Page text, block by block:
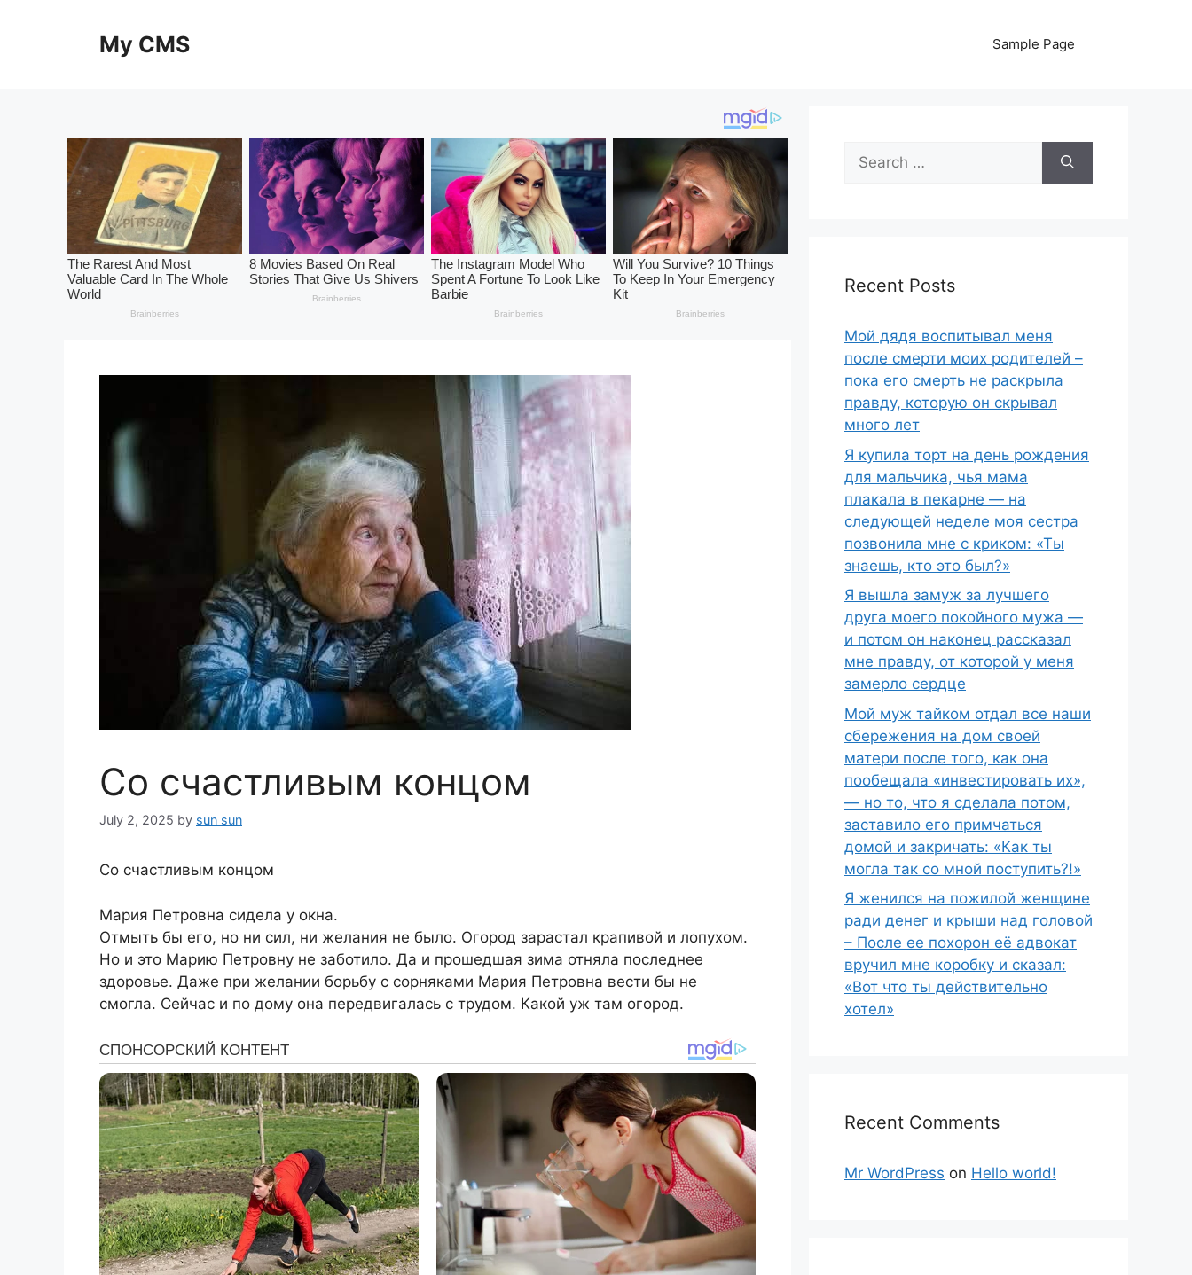
My CMS Sample Page
Со счастливым концом
July 2, 2025 by sun sun
Со счастливым концом
Мария Петровна сидела у окна.
Отмыть бы его, но ни сил, ни желания не было. Огород зарастал крапивой и лопухом.
Но и это Марию Петровну не заботило. Да и прошедшая зима отняла последнее
здоровье. Даже при желании борьбу с сорняками Мария Петровна вести бы не
смогла. Сейчас и по дому она передвигалась с трудом. Какой уж там огород.
Search
for:
Recent Posts
Мой дядя воспитывал меня
после смерти моих родителей –
пока его смерть не раскрыла
правду, которую он скрывал
много лет
Я купила торт на день рождения
для мальчика, чья мама
плакала в пекарне — на
следующей неделе моя сестра
позвонила мне с криком: «Ты
знаешь, кто это был?»
Я вышла замуж за лучшего
друга моего покойного мужа —
и потом он наконец рассказал
мне правду, от которой у меня
замерло сердце
Мой муж тайком отдал все наши
сбережения на дом своей
матери после того, как она
пообещала «инвестировать их»,
— но то, что я сделала потом,
заставило его примчаться
домой и закричать: «Как ты
могла так со мной поступить?!»
Я женился на пожилой женщине
ради денег и крыши над головой
– После ее похорон её адвокат
вручил мне коробку и сказал:
«Вот что ты действительно
хотел»
Recent Comments
Mr WordPress on Hello world!